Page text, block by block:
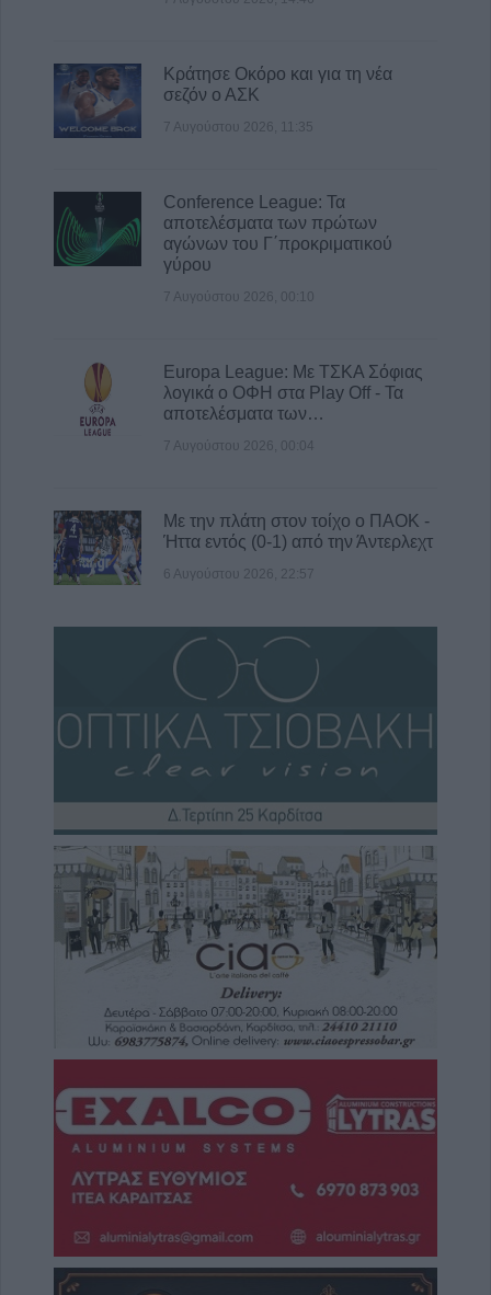
Κράτησε Οκόρο και για τη νέα
σεζόν ο ΑΣΚ
7 Αυγούστου 2026, 11:35
Conference League: Τα
αποτελέσματα των πρώτων
αγώνων του Γ΄προκριματικού
γύρου
7 Αυγούστου 2026, 00:10
Europa League: Με ΤΣΚΑ Σόφιας
λογικά ο ΟΦΗ στα Play Off - Τα
αποτελέσματα των…
7 Αυγούστου 2026, 00:04
Με την πλάτη στον τοίχο ο ΠΑΟΚ -
Ήττα εντός (0-1) από την Άντερλεχτ
6 Αυγούστου 2026, 22:57